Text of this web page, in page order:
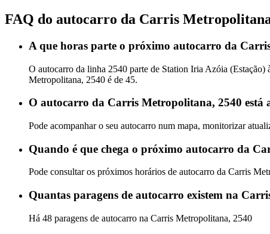
FAQ do autocarro da Carris
A que horas parte o próximo autocarro da
O autocarro da linha 2540 parte de Station Iria Azóia
Metropolitana, 2540 é de 45.
O autocarro da Carris Metropolitana, 2540
Pode acompanhar o seu autocarro num mapa, monitorizar
Quando é que chega o próximo autocarro da
Pode consultar os próximos horários de autocarro da Carris
Quantas paragens de autocarro existem na
Há 48 paragens de autocarro na Carris Metropolitana, 2540